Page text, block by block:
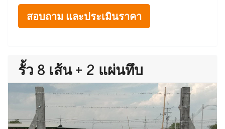
สอบถาม และประเมินราคา
รั้ว 8 เส้น + 2 แผ่นทึบ